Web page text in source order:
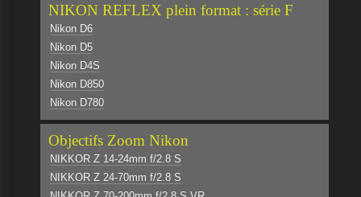
NIKON REFLEX plein format : série F
Nikon D6
Nikon D5
Nikon D4S
Nikon D850
Nikon D780
Objectifs Zoom Nikon
NIKKOR Z 14-24mm f/2.8 S
NIKKOR Z 24-70mm f/2.8 S